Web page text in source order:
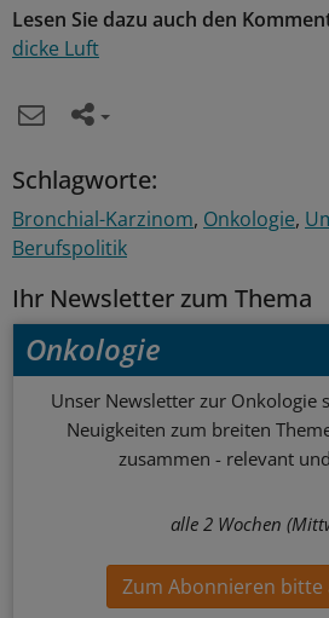
Lesen Sie dazu auch den
dicke Luft
Schlagworte:
Bronchial-Karzinom Onkologie
Berufspolitik
Ihr Newsletter zum Thema
Onkologie
Unser Newsletter zur Onkologie
Neuigkeiten zum breiten
zusammen - relevant
alle 2 Wochen
Zum Abonnieren bitte